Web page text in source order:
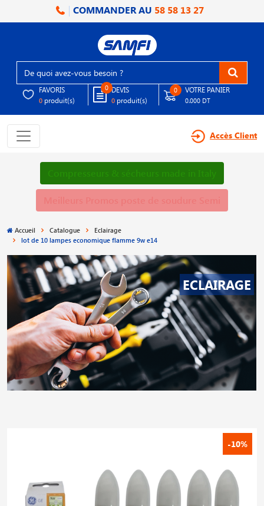
COMMANDER AU 58 58 13 27
FAVORIS
0 produit(s)
0 DEVIS
0 produit(s)
0 VOTRE PANIER
0.000 DT
Accès Client
Accueil Catalogue
Eclairage
lot de 10 lampes economique flamme 9w e14
ECLAIRAGE
-10%